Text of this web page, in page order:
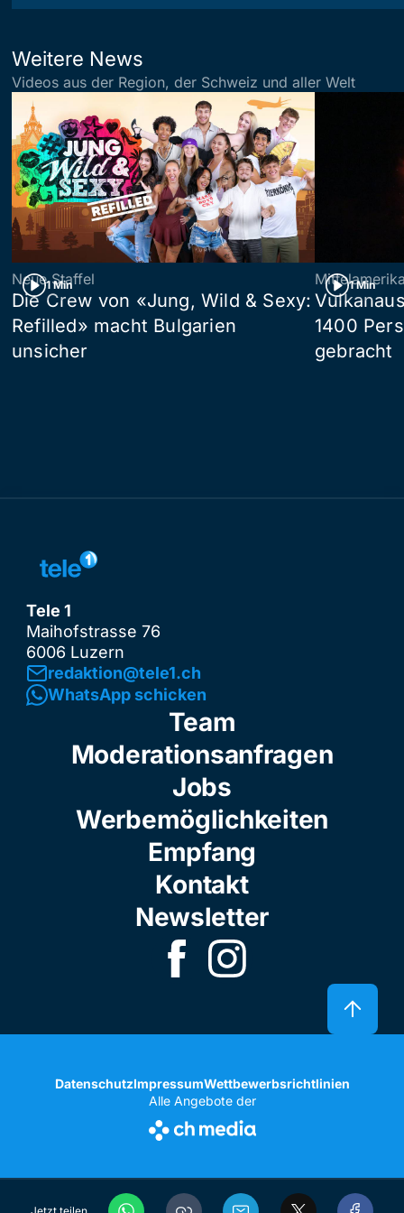
Weitere News
Videos aus der Region, der Schweiz und aller Welt
1 Min
Neue Staffel
Die Crew von «Jung, Wild & Sexy:
Refilled» macht Bulgarien
unsicher
1 Min
1400
gebracht
Tele 1
Maihofstrasse 76
6006 Luzern
redaktion@tele1.ch
WhatsApp schicken
Team
Moderationsanfragen
Jobs
Werbemöglichkeiten
Empfang
Kontakt
Newsletter
DatenschutzImpressumWettbewerbsrichtlinien
Alle Angebote der